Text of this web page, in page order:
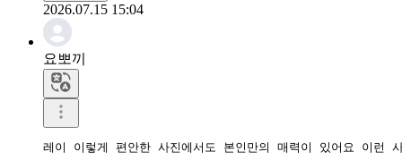
2026.07.15 15:04
요뽀끼
레이 이렇게 편안한 사진에서도 본인만의 매력이 있어요 이런